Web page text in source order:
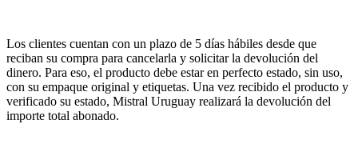
Los clientes cuentan con un plazo de 5 días hábiles desde que
reciban su compra para cancelarla y solicitar la devolución del
dinero. Para eso, el producto debe estar en perfecto estado, sin uso,
con su empaque original y etiquetas. Una vez recibido el producto y
verificado su estado, Mistral Uruguay realizará la devolución del
importe total abonado.